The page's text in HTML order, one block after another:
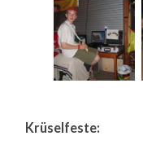
Krüselfeste: